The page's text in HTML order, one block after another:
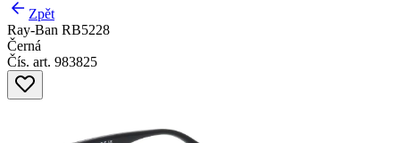
Zpět
Ray-Ban RB5228
Černá
Čís. art. 983825